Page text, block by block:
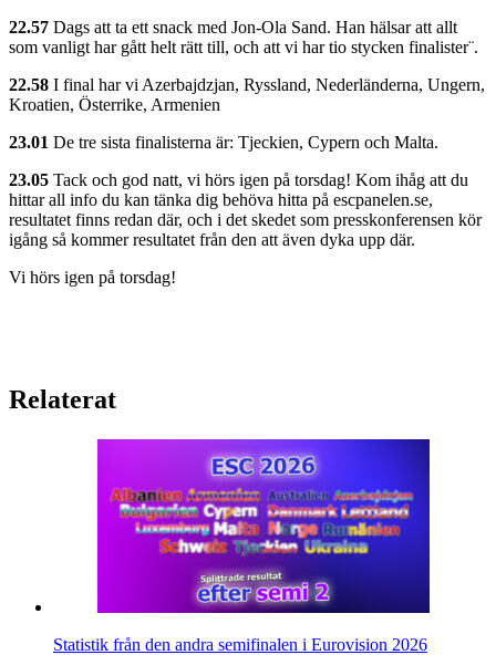
22.57 Dags att ta ett snack med Jon-Ola Sand. Han hälsar att allt
som vanligt har gått helt rätt till, och att vi har tio stycken finalister¨.
22.58 I final har vi Azerbajdzjan, Ryssland, Nederländerna, Ungern,
Kroatien, Österrike, Armenien
23.01 De tre sista finalisterna är: Tjeckien, Cypern och Malta.
23.05 Tack och god natt, vi hörs igen på torsdag! Kom ihåg att du
hittar all info du kan tänka dig behöva hitta på escpanelen.se,
resultatet finns redan där, och i det skedet som presskonferensen kör
igång så kommer resultatet från den att även dyka upp där.
Vi hörs igen på torsdag!
Relaterat
Statistik från den andra semifinalen i Eurovision 2026